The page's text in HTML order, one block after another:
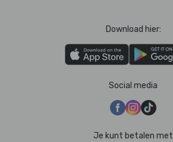
Download hier:
Social media
Je kunt betalen met